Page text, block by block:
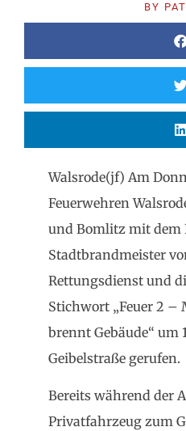
BY
Walsrode(jf) Am
Feuerwehren
und Bomlitz mit dem
Stadtbrandmeister
Rettungsdienst und
Stichwort „Feuer 2 –
brennt Gebäude“ um
Geibelstraße gerufen.
Bereits während der
Privatfahrzeug zum